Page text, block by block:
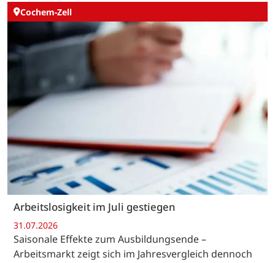
Cochem-Zell
Arbeitslosigkeit im Juli gestiegen
31.07.2026
Saisonale Effekte zum Ausbildungsende –
Arbeitsmarkt zeigt sich im Jahresvergleich dennoch